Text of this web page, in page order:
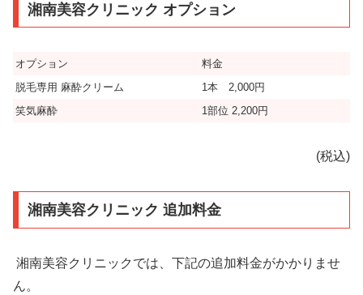
湘南美容クリニック オプション
オプション
料金
脱毛専用 麻酔クリーム
1本 2,000円
笑気麻酔
1部位 2,200円
(税込)
湘南美容クリニック 追加料金
湘南美容クリニックでは、下記の追加料金がかかりませ
ん。